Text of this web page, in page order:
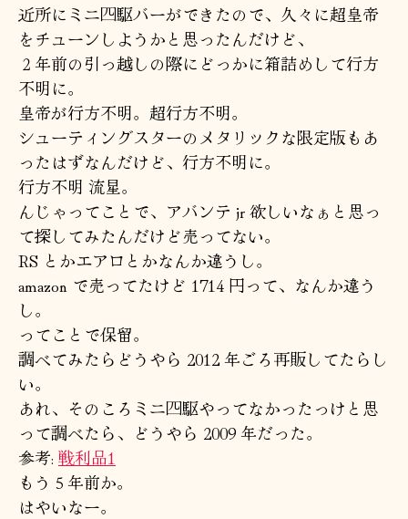
近所にミニ四駆バーができたので、久々に超皇帝
をチューンしようかと思ったんだけど、
２年前の引っ越しの際にどっかに箱詰めして行方
不明に。
皇帝が行方不明。超行方不明。
シューティングスターのメタリックな限定版もあ
ったはずなんだけど、行方不明に。
行方不明 流星。
んじゃってことで、アバンテ jr 欲しいなぁと思っ
て探してみたんだけど売ってない。
RS とかエアロとかなんか違うし。
amazon で売ってたけど 1714 円って、なんか違う
し。
ってことで保留。
調べてみたらどうやら 2012 年ごろ再販してたらし
い。
あれ、そのころミニ四駆やってなかったっけと思
って調べたら、どうやら 2009 年だった。
参考: 戦利品1
もう５年前か。
はやいなー。